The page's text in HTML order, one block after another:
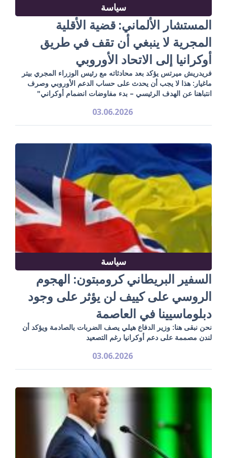
سياسة
المستشار الألماني: قضية الأقلية
المجرية لا ينبغي أن تقف في طريق
أوكرانيا إلى الاتحاد الأوروبي
فريدريش ميرتس يؤكد بعد محادثاته مع رئيس الوزراء المجري بيتر
ماغيار: هذا لا يجب أن يحدث على حساب الدعم الأوروبي وصرف
انتباهنا عن الهدف الرئيسي – بدء مفاوضات انضمام أوكراني"
03.06.2026
سياسة
السفير البريطاني كرومبتون: الهجوم
الروسي على كييف لن يؤثر على وجود
دبلوماسيينا في العاصمة
نحن نبقى هنا: وزير الدفاع هيلي يصف الضربات بالصادمة ويؤكد أن
لندن مصممة على دعم أوكرانيا رغم التصعيد
03.06.2026